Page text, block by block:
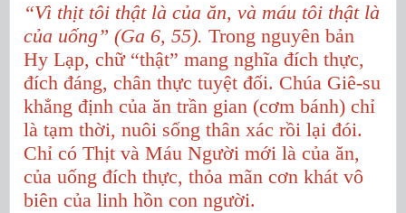
“Vì thịt tôi thật là của ăn, và máu tôi thật là
của uống” (Ga 6, 55). Trong nguyên bản
Hy Lạp, chữ “thật” mang nghĩa đích thực,
đích đáng, chân thực tuyệt đối. Chúa Giê-su
khẳng định của ăn trần gian (cơm bánh) chỉ
là tạm thời, nuôi sống thân xác rồi lại đói.
Chỉ có Thịt và Máu Người mới là của ăn,
của uống đích thực, thỏa mãn cơn khát vô
biên của linh hồn con người.